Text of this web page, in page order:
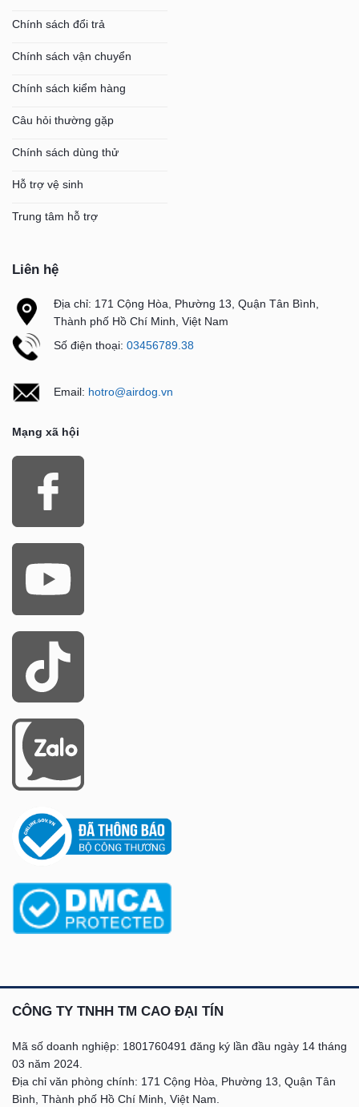
Chính sách đổi trả
Chính sách vận chuyển
Chính sách kiểm hàng
Câu hỏi thường gặp
Chính sách dùng thử
Hỗ trợ vệ sinh
Trung tâm hỗ trợ
Liên hệ
Địa chỉ: 171 Cộng Hòa, Phường 13, Quận Tân Bình,
Thành phố Hồ Chí Minh, Việt Nam
Số điện thoại: 03456789.38
Email: hotro@airdog.vn
Mạng xã hội
CÔNG TY TNHH TM CAO ĐẠI TÍN
Mã số doanh nghiệp: 1801760491 đăng ký lần đầu ngày 14 tháng
03 năm 2024.
Địa chỉ văn phòng chính: 171 Cộng Hòa, Phường 13, Quận Tân
Bình, Thành phố Hồ Chí Minh, Việt Nam.